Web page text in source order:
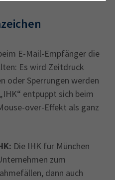
E-Mail-Empfänger die
Es wird Zeitdruck
oder Sperrungen werden
entpuppt sich beim
over-Effekt als ganz
Die IHK für München
zum
dann auch